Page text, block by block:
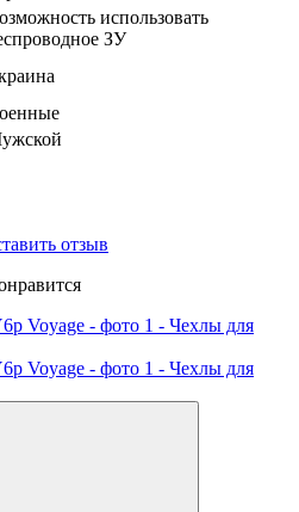
использовать
ЗУ
отзыв